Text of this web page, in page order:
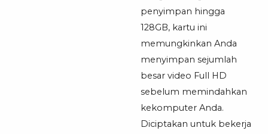
penyimpan hingga
128GB, kartu ini
memungkinkan Anda
menyimpan sejumlah
besar video Full HD
sebelum memindahkan
kekomputer Anda.
Diciptakan untuk bekerja